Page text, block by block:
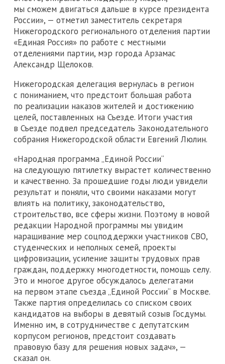
мы сможем двигаться дальше в курсе президента
России», — отметил заместитель секретаря
Нижегородского регионального отделения партии
«Единая Россия» по работе с местными
отделениями партии, мэр города Арзамас
Александр Щелоков.
Нижегородская делегация вернулась в регион
с пониманием, что предстоит большая работа
по реализации наказов жителей и достижению
целей, поставленных на Съезде. Итоги участия
в Съезде подвел председатель Законодательного
собрания Нижегородской области Евгений Люлин.
«Народная программа „Единой России“
на следующую пятилетку вырастет количественно
и качественно. За прошедшие годы люди увидели
результат и поняли, что своими наказами могут
влиять на политику, законодательство,
строительство, все сферы жизни. Поэтому в новой
редакции Народной программы мы увидим
наращивание мер соцподдержки участников СВО,
студенческих и неполных семей, проекты
цифровизации, усиление защиты трудовых прав
граждан, поддержку многодетности, помощь селу.
Это и многое другое обсуждалось делегатами
на первом этапе съезда „Единой России“ в Москве.
Также партия определилась со списком своих
кандидатов на выборы в девятый созыв Госдумы.
Именно им, в сотрудничестве с депутатским
корпусом регионов, предстоит создавать
правовую базу для решения новых задач», —
сказал он.